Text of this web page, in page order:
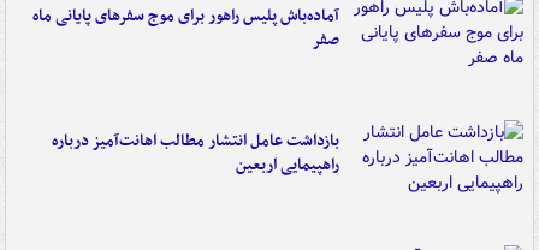
آماده‌باش پلیس راهور برای موج سفرهای پایانی ماه
صفر
بازداشت عامل انتشار مطالب اهانت‌آمیز درباره
راهپیمایی اربعین